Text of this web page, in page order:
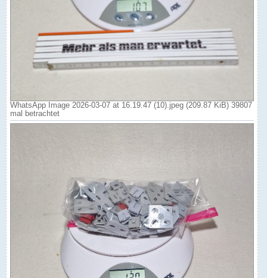
WhatsApp Image 2026-03-07 at 16.19.47 (10).jpeg (209.87 KiB) 39807
mal betrachtet